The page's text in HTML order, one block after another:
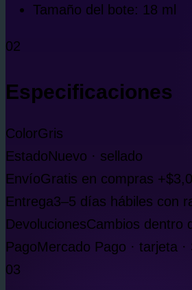
Tamaño del bote: 18 ml
02
Especificaciones
ColorGris
EstadoNuevo · sellado
EnvíoGratis en compras
Entrega3–5 días hábiles con
DevolucionesCambios dentro
PagoMercado Pago · tarjeta ·
03